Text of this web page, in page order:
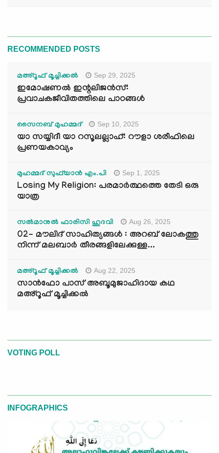
RECOMMENDED POSTS
മഅ്റൂഫ് മൂച്ചിക്കല്‍ Sep 29, 2025
ഇമോഷണൽ ഇന്റലിജൻസ്:
പ്രവാചകജീവിതത്തിലെ പാഠങ്ങൾ
സൈനബ് മുഹമ്മദ് Sep 10, 2025
യാ സയ്യിദീ യാ റസൂലല്ലാഹ്: റൗളാ ശരീഫിലെ
പ്രണയകാവ്യം
മുഹമ്മദ് സുഫ്‌യാൻ എം.പി Sep 1, 2025
Losing My Religion: പരമാർത്ഥത്തെ തേടി ഒരു
യാത്ര
സൽമാനുൽ ഫാരിസി ഹുദവി Aug 26, 2025
02- മൗലിദ് സാഹിത്യങ്ങൾ : അറബ് ലോകത്തു
നിന്ന് മലബാർ തീരങ്ങളിലേക്കുള്ള...
മഅ്റൂഫ് മൂച്ചിക്കല്‍ Aug 22, 2025
സാൻഫോ പാസ് അബൂമുജാഹിദായ കഥ
മഅ്റൂഫ് മൂച്ചിക്കല്‍
VOTING POLL
INFOGRAPHICS